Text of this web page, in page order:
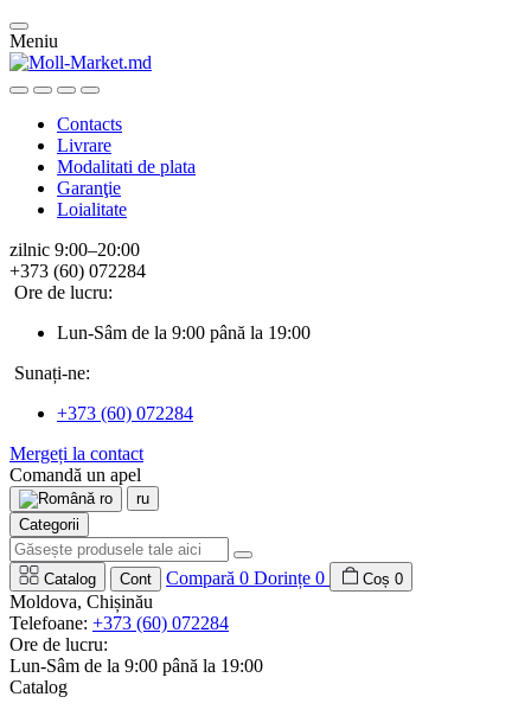
Meniu
Contacts
Livrare
Modalitati de plata
Garanţie
Loialitate
zilnic 9:00–20:00
+373 (60) 072284
Ore de lucru:
Lun-Sâm de la 9:00 până la 19:00
Sunați-ne:
+373 (60) 072284
Mergeți la contact
Comandă un apel
ro
ru
Categorii
Catalog Cont Compară 0 Dorințe 0 Coș 0
Moldova, Chișinău
Telefoane: +373 (60) 072284
Ore de lucru:
Lun-Sâm de la 9:00 până la 19:00
Catalog